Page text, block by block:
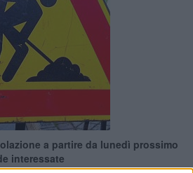
a partire da lunedì prossimo
interessate